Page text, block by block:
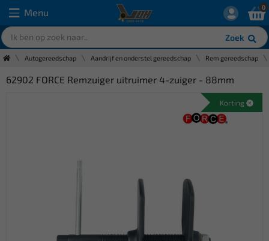
Menu
Zoek
0
Autogereedschap Aandrijf en onderstel gereedschap Rem gereedschap
62902 FORCE Remzuiger uitruimer 4-zuiger - 88mm
Korting